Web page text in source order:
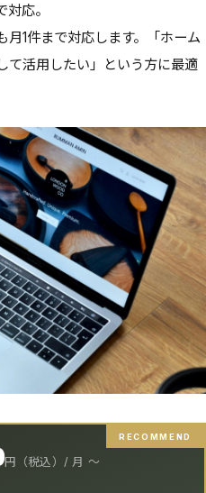
応。
1件まで対応します。「ホーム
て活用したい」という方に最適
RECOMMEND
円（税込）/ 月 〜